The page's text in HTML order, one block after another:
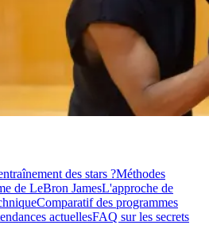
des stars ?Méthodes
de LeBron JamesL'approche de
Comparatif des programmes
actuellesFAQ sur les secrets